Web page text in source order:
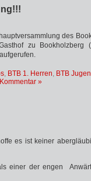
des
zu Bookholzberg
, BTB 1. Herren, BTB
»
es ist keiner
einer der engen